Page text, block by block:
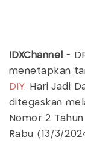
IDXChannel -
menetapkan
DIY. Hari Jadi
ditegaskan
Nomor 2
Rabu (13/3/